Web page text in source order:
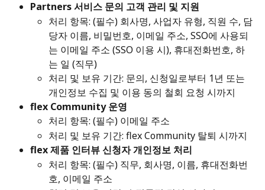
Partners 서비스 문의 고객 관리 및 지원
처리 항목: (필수) 회사명, 사업자 유형, 직원 수, 담
당자 이름, 비밀번호, 이메일 주소, SSO에 사용되
는 이메일 주소 (SSO 이용 시), 휴대전화번호, 하
는 일 (직무)
처리 및 보유 기간: 문의, 신청일로부터 1년 또는
개인정보 수집 및 이용 동의 철회 요청 시까지
flex Community 운영
처리 항목: (필수) 이메일 주소
처리 및 보유 기간: flex Community 탈퇴 시까지
flex 제품 인터뷰 신청자 개인정보 처리
처리 항목: (필수) 직무, 회사명, 이름, 휴대전화번
호, 이메일 주소